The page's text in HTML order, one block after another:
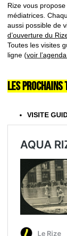
Rize vous
médiatrices.
aussi possible de
d’ouverture du
Toutes les visites
ligne (voir
LES
VISITE